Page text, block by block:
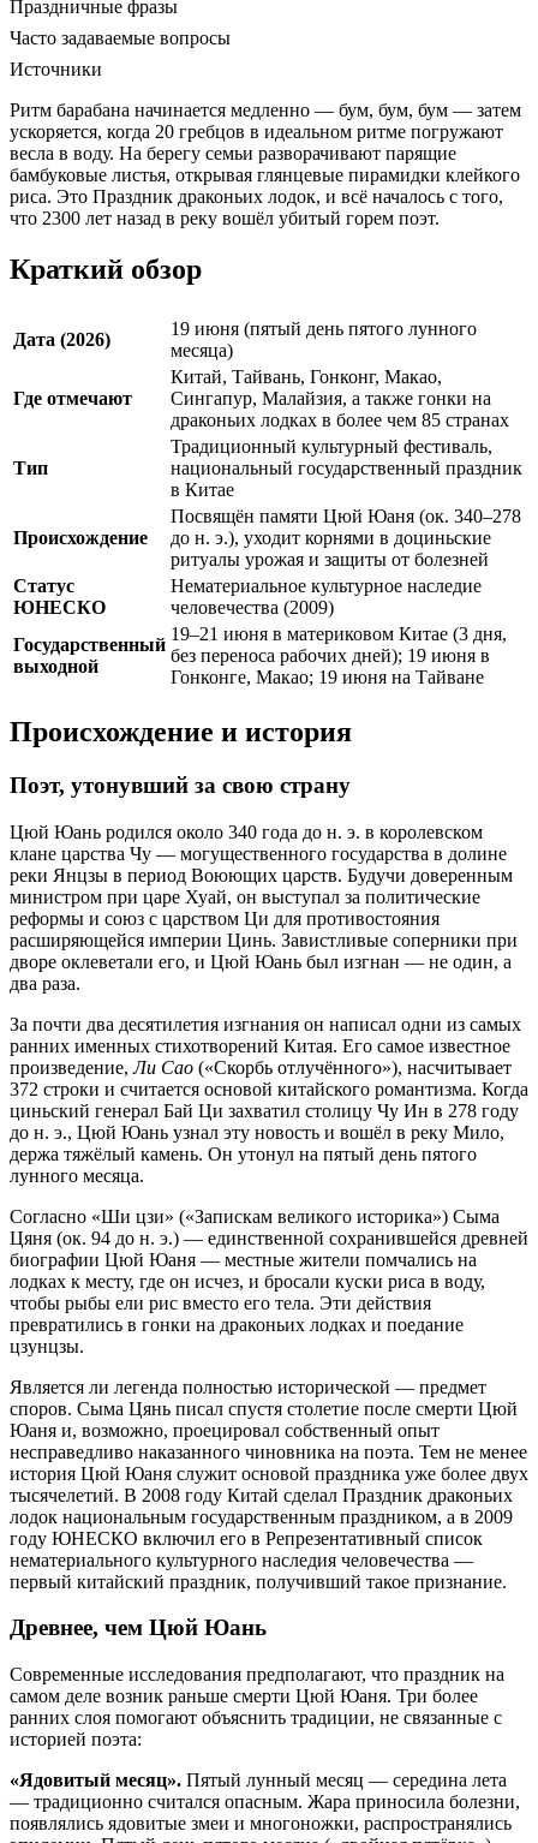
Праздничные фразы
Часто задаваемые вопросы
Источники
Ритм барабана начинается медленно — бум, бум, бум — затем
ускоряется, когда 20 гребцов в идеальном ритме погружают
весла в воду. На берегу семьи разворачивают парящие
бамбуковые листья, открывая глянцевые пирамидки клейкого
риса. Это Праздник драконьих лодок, и всё началось с того,
что 2300 лет назад в реку вошёл убитый горем поэт.
Краткий обзор
Дата (2026)
19 июня (пятый день пятого лунного
месяца)
Где отмечают
Китай, Тайвань, Гонконг, Макао,
Сингапур, Малайзия, а также гонки на
драконьих лодках в более чем 85 странах
Тип
Традиционный культурный фестиваль,
национальный государственный праздник
в Китае
Происхождение
Посвящён памяти Цюй Юаня (ок. 340–278
до н. э.), уходит корнями в доциньские
ритуалы урожая и защиты от болезней
Статус
ЮНЕСКО
Нематериальное культурное наследие
человечества (2009)
Государственный
выходной
19–21 июня в материковом Китае (3 дня,
без переноса рабочих дней); 19 июня в
Гонконге, Макао; 19 июня на Тайване
Происхождение и история
Поэт, утонувший за свою страну
Цюй Юань родился около 340 года до н. э. в королевском
клане царства Чу — могущественного государства в долине
реки Янцзы в период Воюющих царств. Будучи доверенным
министром при царе Хуай, он выступал за политические
реформы и союз с царством Ци для противостояния
расширяющейся империи Цинь. Завистливые соперники при
дворе оклеветали его, и Цюй Юань был изгнан — не один, а
два раза.
За почти два десятилетия изгнания он написал одни из самых
ранних именных стихотворений Китая. Его самое известное
произведение,Ли Сао («Скорбь отлучённого»), насчитывает
372 строки и считается основой китайского романтизма. Когда
циньский генерал Бай Ци захватил столицу Чу Ин в 278 году
до н. э., Цюй Юань узнал эту новость и вошёл в реку Мило,
держа тяжёлый камень. Он утонул на пятый день пятого
лунного месяца.
Согласно «Ши цзи» («Запискам великого историка») Сыма
Цяня (ок. 94 до н. э.) — единственной сохранившейся древней
биографии Цюй Юаня — местные жители помчались на
лодках к месту, где он исчез, и бросали куски риса в воду,
чтобы рыбы ели рис вместо его тела. Эти действия
превратились в гонки на драконьих лодках и поедание
цзунцзы.
Является ли легенда полностью исторической — предмет
споров. Сыма Цянь писал спустя столетие после смерти Цюй
Юаня и, возможно, проецировал собственный опыт
несправедливо наказанного чиновника на поэта. Тем не менее
история Цюй Юаня служит основой праздника уже более двух
тысячелетий. В 2008 году Китай сделал Праздник драконьих
лодок национальным государственным праздником, а в 2009
году ЮНЕСКО включил его в Репрезентативный список
нематериального культурного наследия человечества —
первый китайский праздник, получивший такое признание.
Древнее, чем Цюй Юань
Современные исследования предполагают, что праздник на
самом деле возник раньше смерти Цюй Юаня. Три более
ранних слоя помогают объяснить традиции, не связанные с
историей поэта:
«Ядовитый месяц». Пятый лунный месяц — середина лета
— традиционно считался опасным. Жара приносила болезни,
появлялись ядовитые змеи и многоножки, распространялись